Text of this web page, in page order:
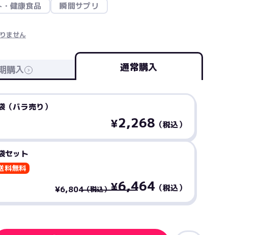
健康食品 瞬間サプリ
ません
購入 通常購入
バラ売り）
¥2,268 （税込）
セット
料無料
¥6,804（税込）¥6,464 （税込）